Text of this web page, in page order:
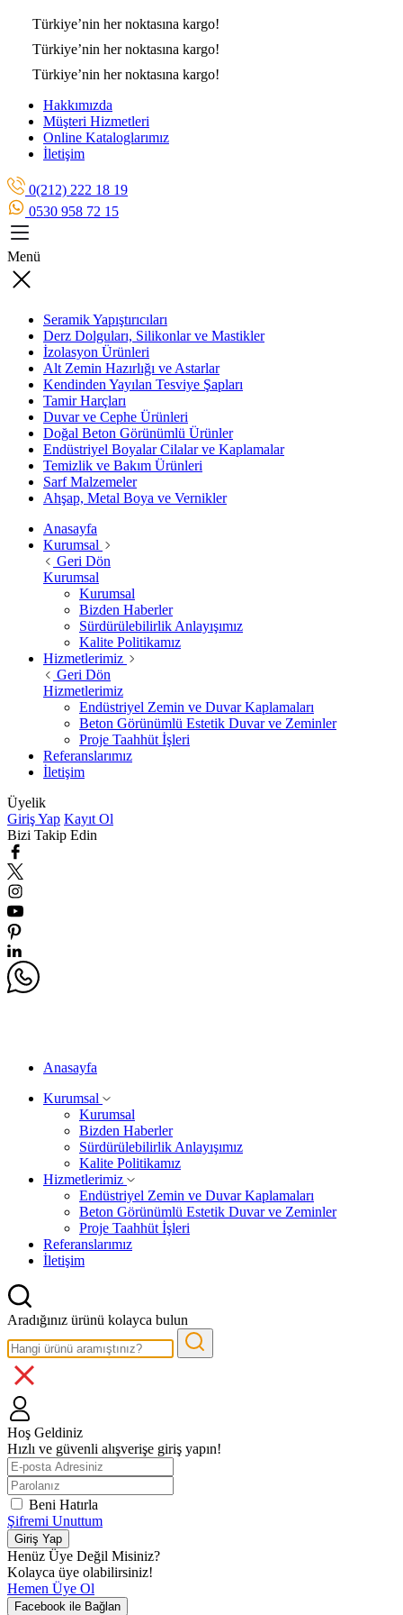
Türkiye’nin her noktasına kargo!
Türkiye’nin her noktasına kargo!
Türkiye’nin her noktasına kargo!
Hakkımızda
Müşteri Hizmetleri
Online Kataloglarımız
İletişim
0(212) 222 18 19
0530 958 72 15
Menü
Seramik Yapıştırıcıları
Derz Dolguları, Silikonlar ve Mastikler
İzolasyon Ürünleri
Alt Zemin Hazırlığı ve Astarlar
Kendinden Yayılan Tesviye Şapları
Tamir Harçları
Duvar ve Cephe Ürünleri
Doğal Beton Görünümlü Ürünler
Endüstriyel Boyalar Cilalar ve Kaplamalar
Temizlik ve Bakım Ürünleri
Sarf Malzemeler
Ahşap, Metal Boya ve Vernikler
Anasayfa
Kurumsal
Geri Dön
Kurumsal
Kurumsal
Bizden Haberler
Sürdürülebilirlik Anlayışımız
Kalite Politikamız
Hizmetlerimiz
Geri Dön
Hizmetlerimiz
Endüstriyel Zemin ve Duvar Kaplamaları
Beton Görünümlü Estetik Duvar ve Zeminler
Proje Taahhüt İşleri
Referanslarımız
İletişim
Üyelik
Giriş Yap Kayıt Ol
Bizi Takip Edin
Anasayfa
Kurumsal
Kurumsal
Bizden Haberler
Sürdürülebilirlik Anlayışımız
Kalite Politikamız
Hizmetlerimiz
Endüstriyel Zemin ve Duvar Kaplamaları
Beton Görünümlü Estetik Duvar ve Zeminler
Proje Taahhüt İşleri
Referanslarımız
İletişim
Aradığınız ürünü kolayca bulun
Hoş Geldiniz
Hızlı ve güvenli alışverişe giriş yapın!
Beni Hatırla
Şifremi Unuttum
Giriş Yap
Henüz Üye Değil Misiniz?
Kolayca üye olabilirsiniz!
Hemen Üye Ol
Facebook ile Bağlan